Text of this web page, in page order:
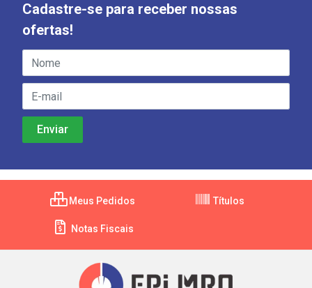
Cadastre-se para receber nossas
ofertas!
Meus Pedidos Títulos
Notas Fiscais